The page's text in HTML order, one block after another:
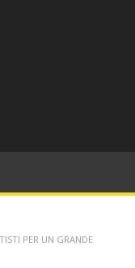
PER UN GRANDE